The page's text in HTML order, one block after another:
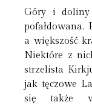
Góry i
a większość
Niektóre z
strzelista
jak tęczowe
się także